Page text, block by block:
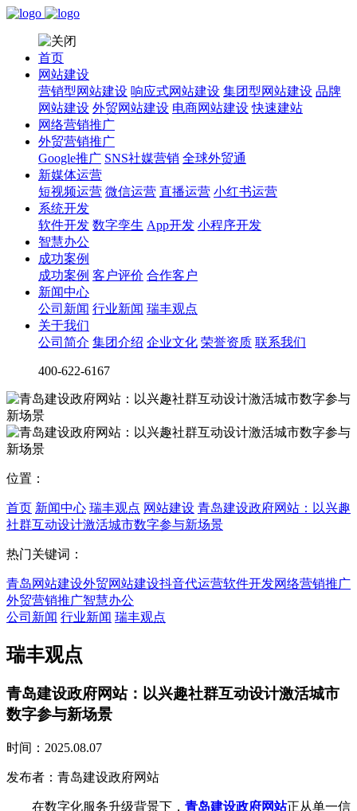
首页
网站建设
营销型网站建设 响应式网站建设 集团型网站建设 品牌
网站建设 外贸网站建设 电商网站建设 快速建站
网络营销推广
外贸营销推广
Google推广 SNS社媒营销 全球外贸通
新媒体运营
短视频运营 微信运营 直播运营 小红书运营
系统开发
软件开发 数字孪生 App开发 小程序开发
智慧办公
成功案例
成功案例 客户评价 合作客户
新闻中心
公司新闻 行业新闻 瑞丰观点
关于我们
公司简介 集团介绍 企业文化 荣誉资质 联系我们
400-622-6167
位置：
首页 新闻中心 瑞丰观点 网站建设 青岛建设政府网站：以兴趣
社群互动设计激活城市数字参与新场景
热门关键词：
青岛网站建设外贸网站建设抖音代运营软件开发网络营销推广
外贸营销推广智慧办公
公司新闻 行业新闻 瑞丰观点
瑞丰观点
青岛建设政府网站：以兴趣社群互动设计激活城市
数字参与新场景
时间：2025.08.07
发布者：青岛建设政府网站
在数字化服务升级背景下， 青岛建设政府网站正从单一信